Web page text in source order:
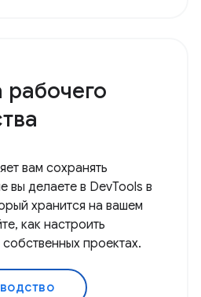
рабочего
вам сохранять
вы делаете в DevTools в
хранится на вашем
как настроить
проектах.